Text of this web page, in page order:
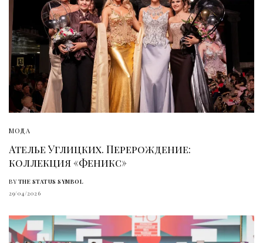
МОДА
Ателье Углицких. Перерождение:
коллекция «Феникс»
BY THE STATUS SYMBOL
29/04/2026